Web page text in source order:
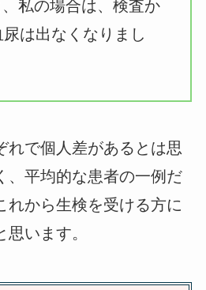
私の場合は、検査か
は出なくなりまし
れで個人差があるとは思
、平均的な患者の一例だ
れから生検を受ける方に
います。